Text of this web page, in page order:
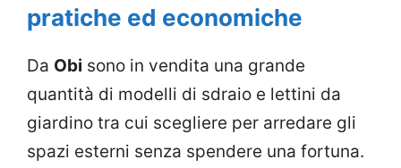
pratiche ed economiche
Da Obi sono in vendita una grande
quantità di modelli di sdraio e lettini da
giardino tra cui scegliere per arredare gli
spazi esterni senza spendere una fortuna.